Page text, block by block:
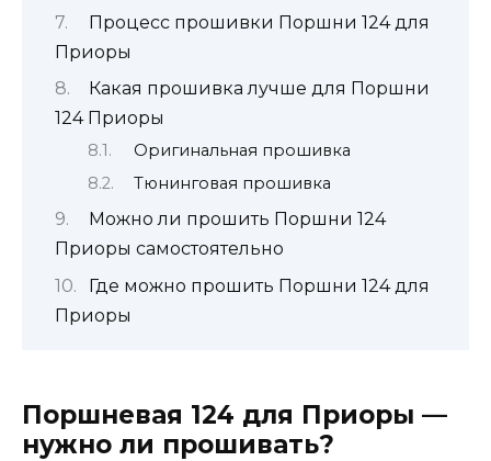
Процесс прошивки Поршни 124 для
Приоры
Какая прошивка лучше для Поршни
124 Приоры
Оригинальная прошивка
Тюнинговая прошивка
Можно ли прошить Поршни 124
Приоры самостоятельно
Где можно прошить Поршни 124 для
Приоры
Поршневая 124 для Приоры —
нужно ли прошивать?